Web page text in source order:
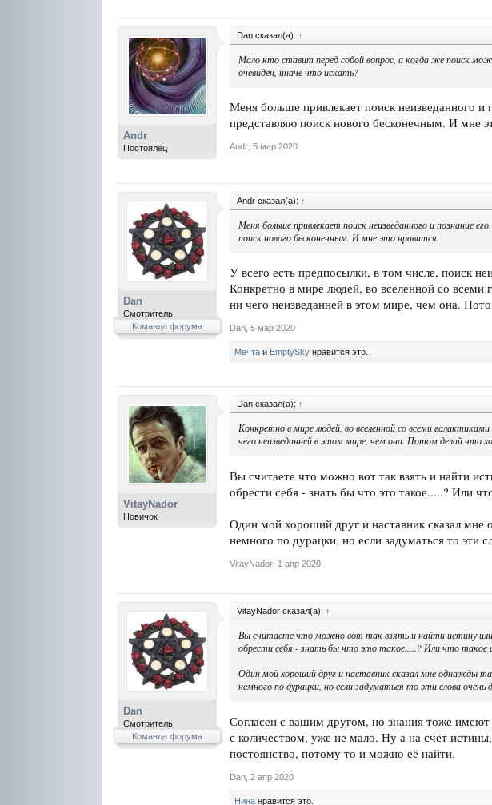
Andr
Постоялец
Dan сказал(а): ↑
Мало кто ставит перед собой вопрос, а когда же поиск
очевиден, иначе что искать?
Меня больше привлекает поиск неизведанного
представляю поиск нового бесконечным. И мне
Andr 5 мар 2020
Dan
Смотритель
Команда форума
Andr сказал(а): ↑
Меня больше привлекает поиск неизведанного и познание
поиск нового бесконечным. И мне это нравится.
У всего есть предпосылки, в том числе, поиск
Конкретно в мире людей, во вселенной со всеми
ни чего неизведанней в этом мире, чем она.
Dan 5 мар 2020
Мечта и EmptySky нравится это.
VitayNador
Новичок
Dan сказал(а): ↑
Конкретно в мире людей, во вселенной со всеми
чего неизведанней в этом мире, чем она. Потом делай что
Вы считаете что можно вот так взять и найти
обрести себя - знать бы что это такое.....? Или
Один мой хороший друг и наставник сказал
немного по дурацки, но если задуматься то эти
VitayNador 1 апр 2020
Dan
Смотритель
Команда форума
VitayNador сказал(а): ↑
Вы считаете что можно вот так взять и найти истину
обрести себя - знать бы что это такое.....? Или что такое
Один мой хороший друг и наставник сказал мне однажды
немного по дурацки, но если задуматься то эти слова
Согласен с вашим другом, но знания тоже
с количеством, уже не мало. Ну а на счёт
постоянство, потому то и можно её найти.
Dan 2 апр 2020
Нина нравится это.